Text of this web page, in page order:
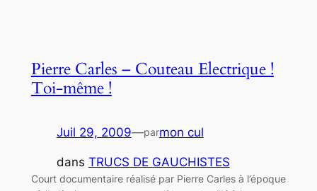
Pierre Carles – Couteau Electrique !
Toi-même !
Juil 29, 2009—parmon cul
dans TRUCS DE GAUCHISTES
Court documentaire réalisé par Pierre Carles à l’époque